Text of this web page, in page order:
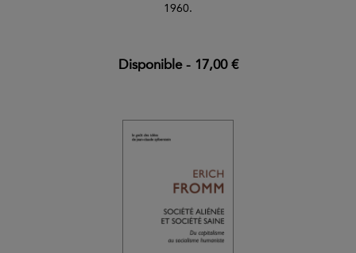
1960.
Disponible- 17,00 €